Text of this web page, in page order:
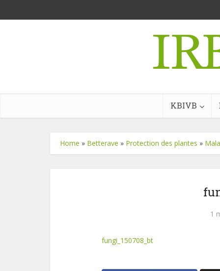
KBIVB
Home » Betterave » Protection des plantes »
1
fungi_150708_bt